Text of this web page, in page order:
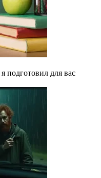
подготовил для вас